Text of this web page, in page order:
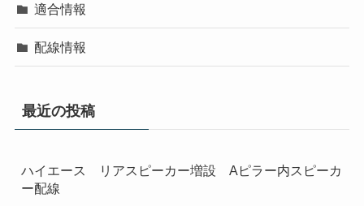
適合情報
配線情報
最近の投稿
ハイエース リアスピーカー増設 Aピラー内スピーカ
ー配線